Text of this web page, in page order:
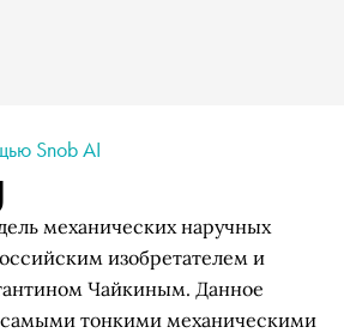
Snob AI
механических наручных
изобретателем и
Чайкиным. Данное
самыми тонкими механическими